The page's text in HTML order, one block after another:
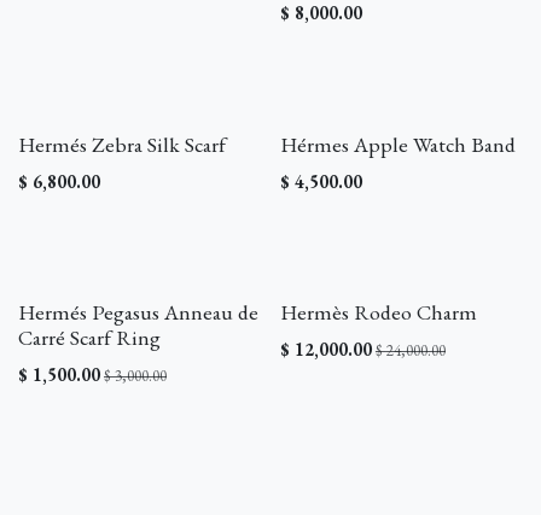
$ 8,000.00
Hermés Zebra Silk Scarf
$ 6,800.00
Hérmes Apple Watch Band
$ 4,500.00
¡REBAJA!
Hermés Pegasus Anneau de
Carré Scarf Ring
$ 1,500.00$3,000.00
¡REBAJA!
Hermès Rodeo Charm
$ 12,000.00$24,000.00